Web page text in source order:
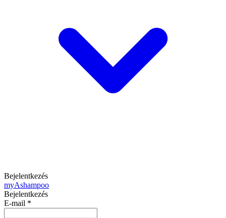
Bejelentkezés
myAshampoo
Bejelentkezés
E-mail *